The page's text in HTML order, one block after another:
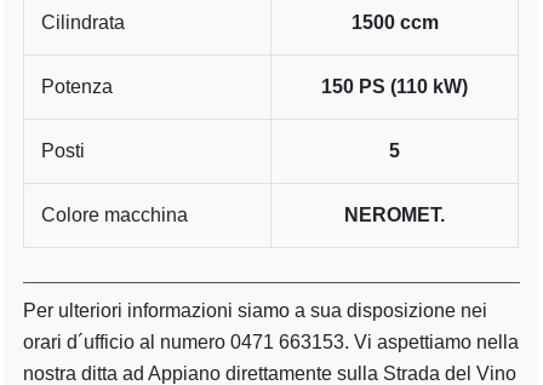
Cilindrata 1500 ccm
Potenza 150 PS (110 kW)
Posti 5
Colore macchina NEROMET.
Per ulteriori informazioni siamo a sua disposizione nei
orari d´ufficio al numero 0471 663153. Vi aspettiamo nella
nostra ditta ad Appiano direttamente sulla Strada del Vino